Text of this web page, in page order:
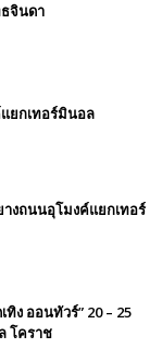
จินดา
ยกเทอร์มินอล
งถนนอุโมงค์แยกเทอร์
ทิง ออนทัวร์” 20 – 25
โคราช